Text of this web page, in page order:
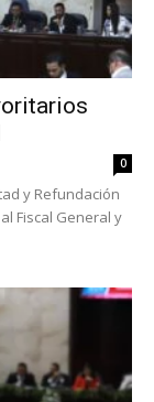
0
y Refundación
Fiscal General y